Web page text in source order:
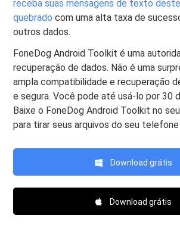
receba suas mensagens de texto
quebrado com uma alta taxa de
outros dados.
FoneDog Android Toolkit é uma
recuperação de dados. Não é uma
ampla compatibilidade e recuperação
e segura. Você pode até usá-lo por 30
Baixe o FoneDog Android Toolkit no
para tirar seus arquivos do seu telefone
Download grátis
Download grátis